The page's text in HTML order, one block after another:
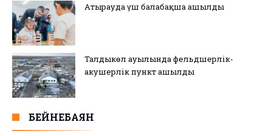
Атырауда үш балабақша ашылды
Талдыкөл ауылында фельдшерлік-
акушерлік пункт ашылды
БЕЙНЕБАЯН